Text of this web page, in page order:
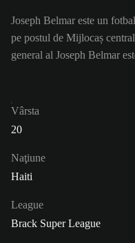
Joseph Belmar este un
pe postul de Mijlocaș
general al Joseph Belmar
Vârsta
20
Naţiune
Haiti
League
Brack Super League